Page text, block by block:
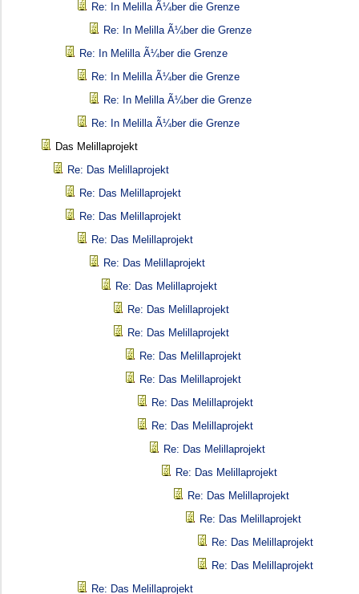
Re: In Melilla Ã¼ber die Grenze
Re: In Melilla Ã¼ber die Grenze
Re: In Melilla Ã¼ber die Grenze
Re: In Melilla Ã¼ber die Grenze
Re: In Melilla Ã¼ber die Grenze
Re: In Melilla Ã¼ber die Grenze
Das Melillaprojekt
Re: Das Melillaprojekt
Re: Das Melillaprojekt
Re: Das Melillaprojekt
Re: Das Melillaprojekt
Re: Das Melillaprojekt
Re: Das Melillaprojekt
Re: Das Melillaprojekt
Re: Das Melillaprojekt
Re: Das Melillaprojekt
Re: Das Melillaprojekt
Re: Das Melillaprojekt
Re: Das Melillaprojekt
Re: Das Melillaprojekt
Re: Das Melillaprojekt
Re: Das Melillaprojekt
Re: Das Melillaprojekt
Re: Das Melillaprojekt
Re: Das Melillaprojekt
Re: Das Melillaprojekt